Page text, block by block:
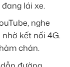
lái xe.
nghe
kết nối 4G.
chán.